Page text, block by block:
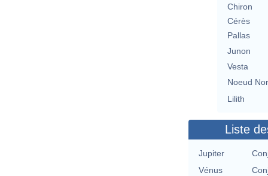
Chiron
Cérès
Pallas
Junon
Vesta
Noeud
Lilith
Liste
Jupiter
Vénus